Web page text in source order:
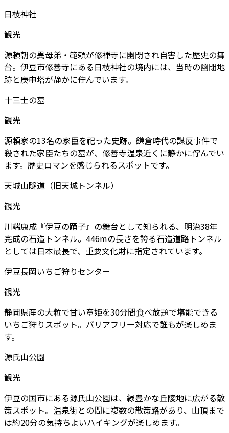
日枝神社
観光
源頼朝の異母弟・範頼が修禅寺に幽閉され自害した歴史の舞
台。伊豆市修善寺にある日枝神社の境内には、当時の幽閉地
跡と庚申塔が静かに佇んでいます。
十三士の墓
観光
源頼家の13名の家臣を祀った史跡。鎌倉時代の謀反事件で
殺された家臣たちの墓が、修善寺温泉近くに静かに佇んでい
ます。歴史ロマンを感じられるスポットです。
天城山隧道（旧天城トンネル）
観光
川端康成『伊豆の踊子』の舞台として知られる、明治38年
完成の石造トンネル。446mの長さを誇る石造道路トンネル
としては日本最長で、重要文化財に指定されています。
伊豆長岡いちご狩りセンター
観光
静岡県産の大粒で甘い章姫を30分間食べ放題で堪能できる
いちご狩りスポット。バリアフリー対応で誰もが楽しめま
す。
源氏山公園
観光
伊豆の国市にある源氏山公園は、緑豊かな丘陵地に広がる散
策スポット。温泉街との間に複数の散策路があり、山頂まで
は約20分の気持ちよいハイキングが楽しめます。